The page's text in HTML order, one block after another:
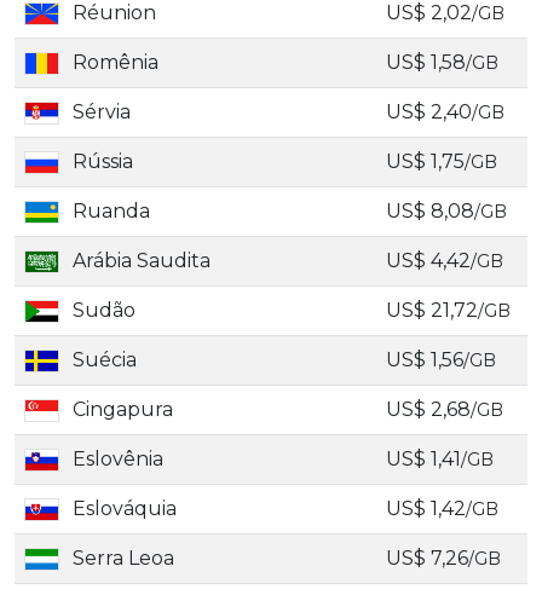
Réunion US$ 2,02/GB
Romênia US$ 1,58/GB
Sérvia US$ 2,40/GB
Rússia US$ 1,75/GB
Ruanda US$ 8,08/GB
Arábia Saudita US$ 4,42/GB
Sudão US$ 21,72/GB
Suécia US$ 1,56/GB
Cingapura US$ 2,68/GB
Eslovênia US$ 1,41/GB
Eslováquia US$ 1,42/GB
Serra Leoa US$ 7,26/GB